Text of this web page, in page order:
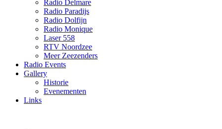
Radio Delmare
Radio Paradijs
Radio Dolfijn
Radio Monique
Laser 558
RTV Noordzee
Meer Zeezenders
Radio Events
Gallery
Historie
Evenementen
Links